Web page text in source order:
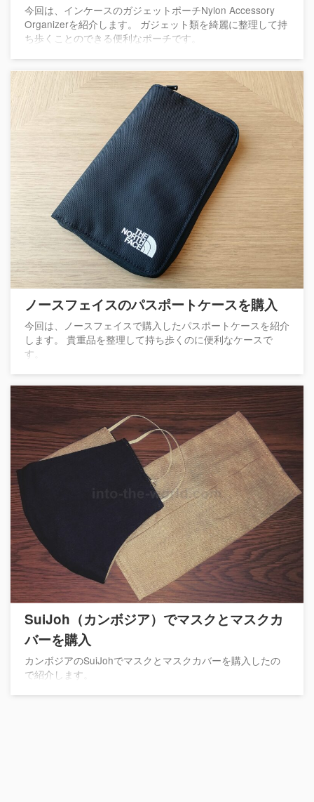
今回は、インケースのガジェットポーチNylon Accessory
Organizerを紹介します。 ガジェット類を綺麗に整理して持
ち歩くことのできる便利なポーチです。
ノースフェイスのパスポートケースを購入
今回は、ノースフェイスで購入したパスポートケースを紹介
します。 貴重品を整理して持ち歩くのに便利なケースで
す。
SuiJoh（カンボジア）でマスクとマスクカ
バーを購入
カンボジアのSuiJohでマスクとマスクカバーを購入したの
で紹介します。